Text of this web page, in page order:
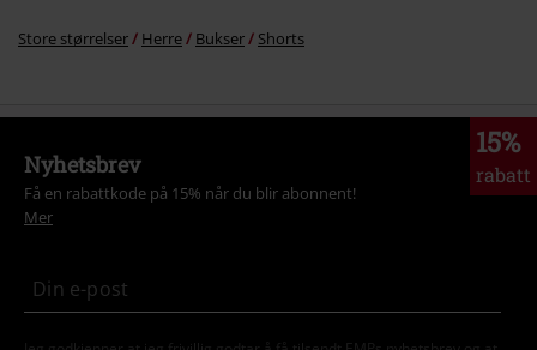
Store størrelser Herre Bukser Shorts
15%
rabatt
Nyhetsbrev
Få en rabattkode på 15% når du blir abonnent!
Mer